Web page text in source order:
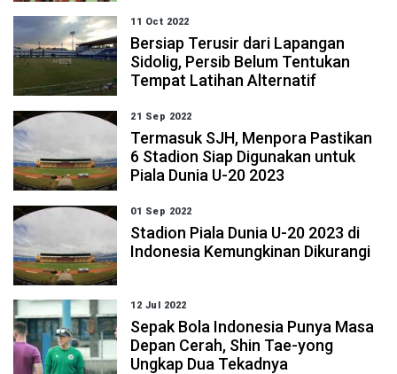
11 Oct 2022
Bersiap Terusir dari Lapangan
Sidolig, Persib Belum Tentukan
Tempat Latihan Alternatif
21 Sep 2022
Termasuk SJH, Menpora Pastikan
6 Stadion Siap Digunakan untuk
Piala Dunia U-20 2023
01 Sep 2022
Stadion Piala Dunia U-20 2023 di
Indonesia Kemungkinan Dikurangi
12 Jul 2022
Sepak Bola Indonesia Punya Masa
Depan Cerah, Shin Tae-yong
Ungkap Dua Tekadnya